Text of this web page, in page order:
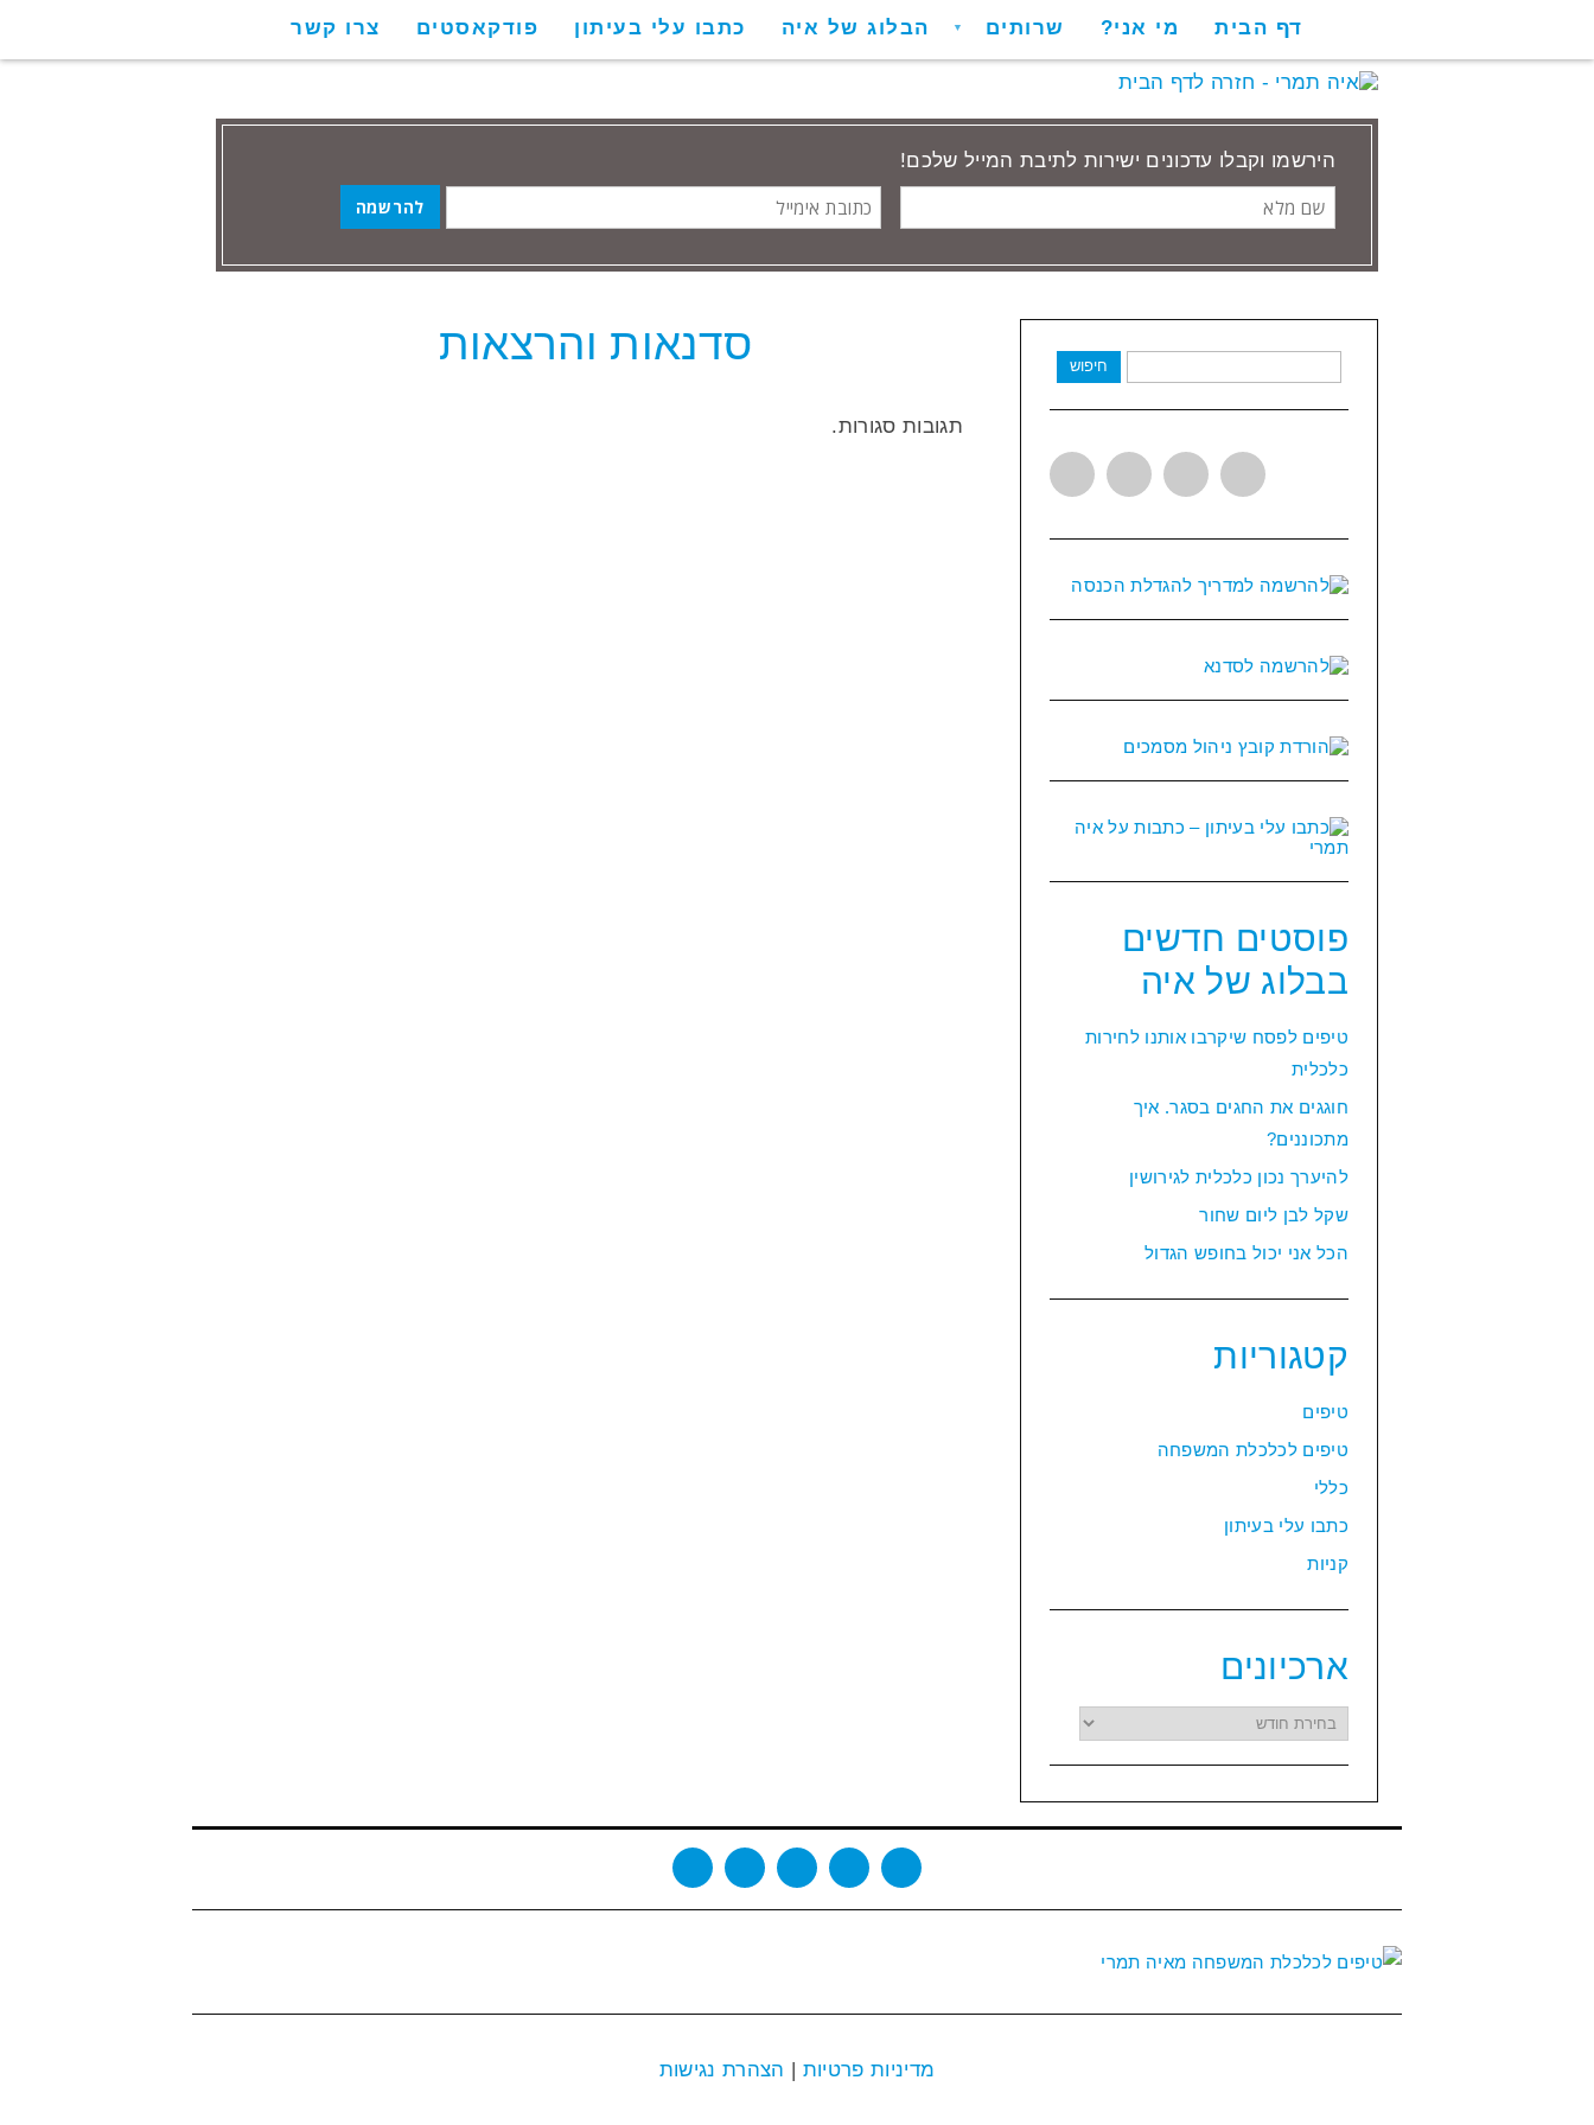
דף הבית מי אני? שרותים ▼ הבלוג של איה כתבו עלי בעיתון פודקאסטים צרו קשר
הירשמו וקבלו עדכונים ישירות לתיבת המייל שלכם!
שם
מלא
כתובת
אימייל
סדנאות והרצאות
תגובות סגורות.
חיפוש
פוסטים חדשים
בבלוג של איה
טיפים לפסח שיקרבו אותנו לחירות
כלכלית
חוגגים את החגים בסגר. איך
מתכוננים?
להיערך נכון כלכלית לגירושין
שקל לבן ליום שחור
הכל אני יכול בחופש הגדול
קטגוריות
טיפים
טיפים לכלכלת המשפחה
כללי
כתבו עלי בעיתון
קניות
ארכיונים
ארכיונים
מדיניות פרטיות | הצהרת נגישות